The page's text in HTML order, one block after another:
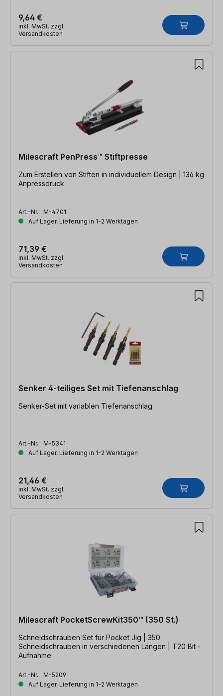
9,64 €
inkl. MwSt. zzgl.
Versandkosten
Milescraft PenPress™ Stiftpresse
Zum Erstellen von Stiften in individuellem Design | 136 kg
Anpressdruck
Art.-Nr.: M-4701
Auf Lager, Lieferung in 1-2 Werktagen
71,39 €
inkl. MwSt. zzgl.
Versandkosten
Senker 4-teiliges Set mit Tiefenanschlag
Senker-Set mit variablen Tiefenanschlag
Art.-Nr.: M-5341
Auf Lager, Lieferung in 1-2 Werktagen
21,46 €
inkl. MwSt. zzgl.
Versandkosten
Milescraft PocketScrewKit350™ (350 St.)
Schneidschrauben Set für Pocket Jig | 350
Schneidschrauben in verschiedenen Längen | T20 Bit -
Aufnahme
Art.-Nr.: M-5209
Auf Lager, Lieferung in 1-2 Werktagen